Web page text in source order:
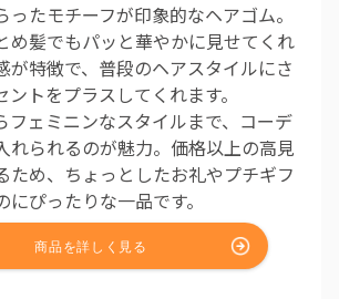
ったモチーフが印象的なヘアゴム。
め髪でもパッと華やかに見せてくれ
が特徴で、普段のヘアスタイルにさ
ントをプラスしてくれます。
フェミニンなスタイルまで、コーデ
れられるのが魅力。価格以上の高見
ため、ちょっとしたお礼やプチギフ
にぴったりな一品です。